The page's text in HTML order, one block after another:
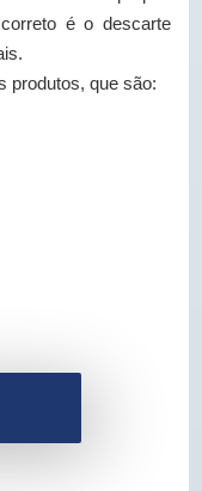
é o descarte
produtos, que são: